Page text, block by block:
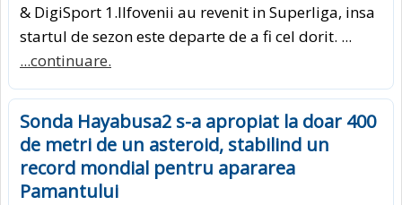
& DigiSport 1.Ilfovenii au revenit in Superliga, insa
startul de sezon este departe de a fi cel dorit. ...
...continuare.
Sonda Hayabusa2 s-a apropiat la doar 400
de metri de un asteroid, stabilind un
record mondial pentru apararea
Pamantului